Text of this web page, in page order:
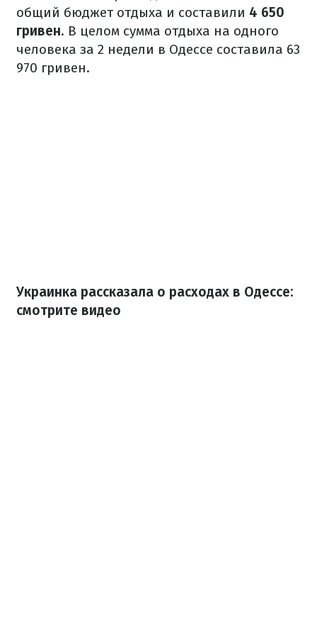
общий бюджет отдыха и составили 4 650
гривен. В целом сумма отдыха на одного
человека за 2 недели в Одессе составила 63
970 гривен.
Украинка рассказала о расходах в Одессе:
смотрите видео